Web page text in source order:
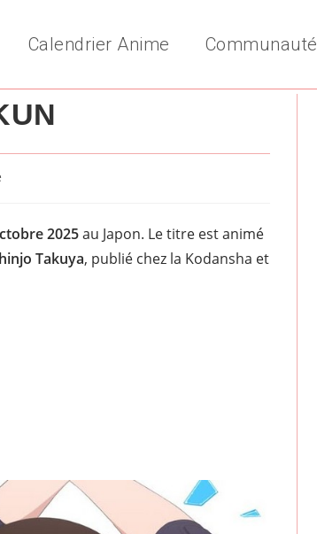
Calendrier Anime Communauté
2025au Japon. Le titre est animé
Takuya, publié chez la Kodansha et